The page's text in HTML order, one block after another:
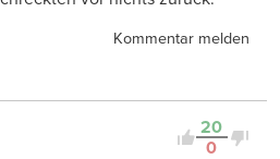
Kommentar melden
20
0